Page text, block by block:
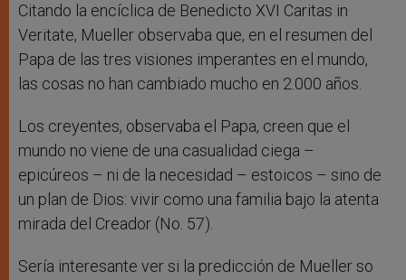
Citando la encíclica de Benedicto XVI Caritas in
Veritate, Mueller observaba que, en el resumen del
Papa de las tres visiones imperantes en el mundo,
las cosas no han cambiado mucho en 2.000 años.
Los creyentes, observaba el Papa, creen que el
mundo no viene de una casualidad ciega –
epicúreos – ni de la necesidad – estoicos – sino de
un plan de Dios: vivir como una familia bajo la atenta
mirada del Creador (No. 57).
Sería interesante ver si la predicción de Mueller so